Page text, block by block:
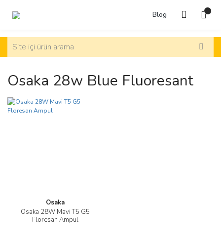
Blog
Osaka 28w Blue Fluoresant
Osaka
Osaka 28W Mavi T5 G5
Floresan Ampul